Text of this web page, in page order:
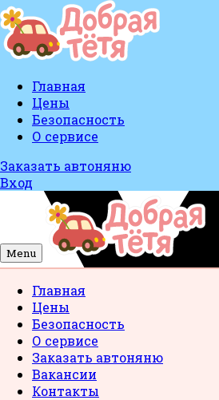
Главная
Цены
Безопасность
О сервисе
Заказать автоняню
Вход
Menu
Главная
Цены
Безопасность
О сервисе
Заказать автоняню
Вакансии
Контакты